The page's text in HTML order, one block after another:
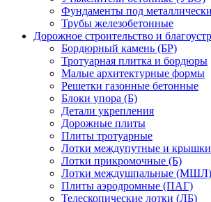
Фундаменты под
Трубы железобетонные
Дорожное строительство и
Бордюрный камень (БР)
Тротуарная плитка и бордюры
Малые архитектурные формы
Решетки газонные бетонные
Блоки упора (Б)
Детали укрепления
Дорожные плиты
Плиты тротуарные
Лотки междупутные и
Лотки прикромочные (Б)
Лотки междушпальные (МШЛ)
Плиты аэродромные (ПАГ)
Телескопические лотки (ЛБ)